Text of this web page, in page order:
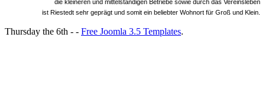
die kleineren und mittelständigen Betriebe sowie durch das Vereinsleben
ist Riestedt sehr geprägt und somit ein beliebter Wohnort für Groß und Klein.
Thursday the 6th - - Free Joomla 3.5 Templates.